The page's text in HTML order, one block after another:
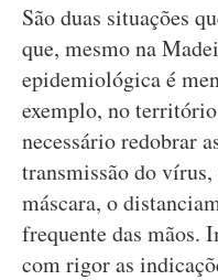
São duas situações
que, mesmo na
epidemiológica é
exemplo, no
necessário redobrar
transmissão do vírus,
máscara, o
frequente das mãos.
com rigor as